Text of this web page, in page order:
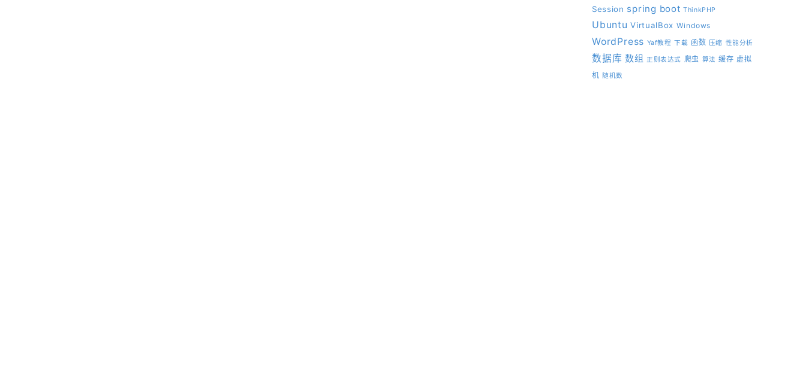
Session spring boot ThinkPHP
Ubuntu VirtualBox Windows
WordPress Yaf教程 下载 函数 压缩 性能分析
数据库 数组 正则表达式 爬虫 算法 缓存 虚拟
机 随机数